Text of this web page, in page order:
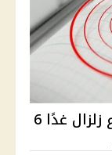
البحوث الفلكية تحسم مزاعم وقوع زلزال غدًا 6